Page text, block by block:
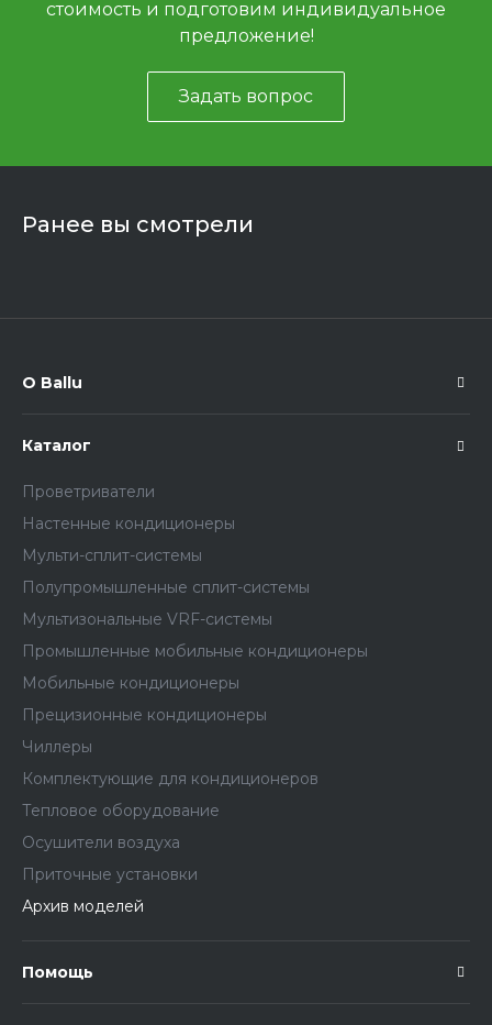
стоимость и подготовим индивидуальное
предложение!
Задать вопрос
Ранее вы смотрели
О Ballu
Каталог
Проветриватели
Настенные кондиционеры
Мульти-сплит-системы
Полупромышленные сплит-системы
Мультизональные VRF-системы
Промышленные мобильные кондиционеры
Мобильные кондиционеры
Прецизионные кондиционеры
Чиллеры
Комплектующие для кондиционеров
Тепловое оборудование
Осушители воздуха
Приточные установки
Архив моделей
Помощь